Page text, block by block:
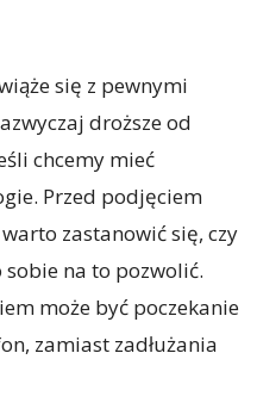
się z pewnymi
droższe od
chcemy mieć
Przed podjęciem
zastanowić się, czy
na to pozwolić.
może być poczekanie
zamiast zadłużania